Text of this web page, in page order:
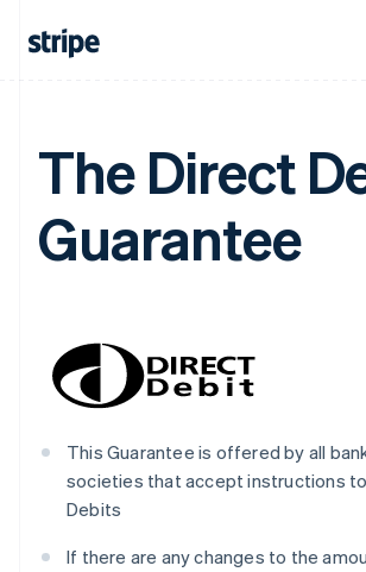
The Direct
Guarantee
This Guarantee is offered by all
societies that accept instructions
Debits
If there are any changes to the
Nederlands
Canada
EnglishFrançais
English
Denemarken
Estland
English
Finland
Frankrijk
Gibraltar
English
Griekenland